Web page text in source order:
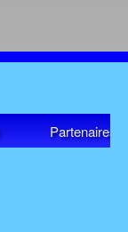
Partenaires